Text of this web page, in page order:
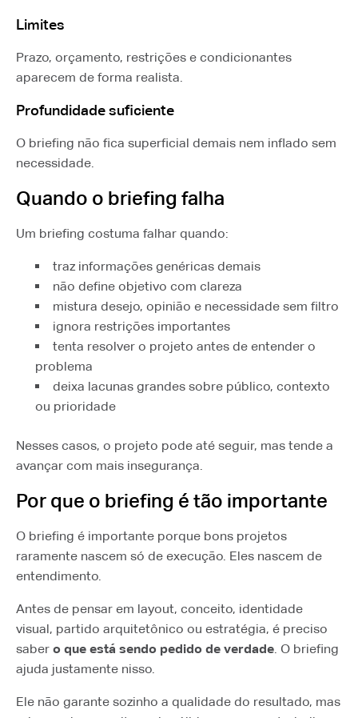
Limites
Prazo, orçamento, restrições e condicionantes
aparecem de forma realista.
Profundidade suficiente
O briefing não fica superficial demais nem inflado sem
necessidade.
Quando o briefing falha
Um briefing costuma falhar quando:
traz informações genéricas demais
não define objetivo com clareza
mistura desejo, opinião e necessidade sem filtro
ignora restrições importantes
tenta resolver o projeto antes de entender o
problema
deixa lacunas grandes sobre público, contexto
ou prioridade
Nesses casos, o projeto pode até seguir, mas tende a
avançar com mais insegurança.
Por que o briefing é tão importante
O briefing é importante porque bons projetos
raramente nascem só de execução. Eles nascem de
entendimento.
Antes de pensar em layout, conceito, identidade
visual, partido arquitetônico ou estratégia, é preciso
saber o que está sendo pedido de verdade. O briefing
ajuda justamente nisso.
Ele não garante sozinho a qualidade do resultado, mas